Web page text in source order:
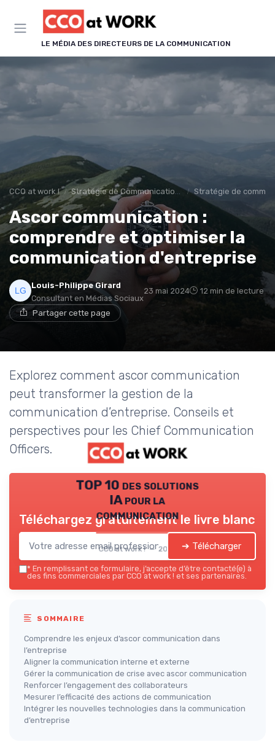
LE MÉDIA DES DIRECTEURS DE LA COMMUNICATION
CCO at work ! Stratégie de Communication & Image Stratégie de
Ascor communication :
comprendre et optimiser la
communication d'entreprise
Louis-Philippe Girard
Consultant en Médias Sociaux
23 mai 2024 12 min de lecture
Partager cette page
Explorez comment ascor communication
peut transformer la gestion de la
communication d’entreprise. Conseils et
perspectives pour les Chief Communication
Officers.
TOP 10 des solutions
IA pour la
communication
CCO at work ! — 2026
Téléchargez gratuitement le livre blanc
➔ Télécharger
* En remplissant ce formulaire, j’accepte d’être contacté(e) à
des fins commerciales par CCO at work ! et ses partenaires.
SOMMAIRE
Comprendre les enjeux d’ascor communication dans
l’entreprise
Aligner la communication interne et externe
Gérer la communication de crise avec ascor communication
Renforcer l’engagement des collaborateurs
Mesurer l’efficacité des actions de communication
Intégrer les nouvelles technologies dans la communication
d’entreprise
Panneau de gestion des cookies